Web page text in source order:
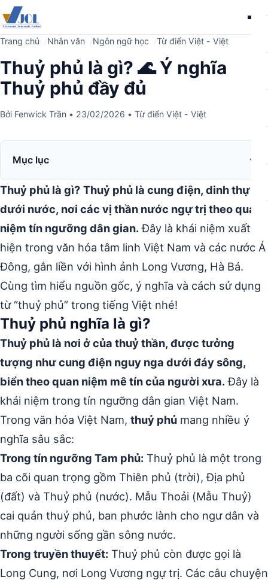
Trang chủ Nhân văn Ngôn ngữ học Từ điển Việt - Việt
Thuỷ phủ là gì? 🌊 Ý nghĩa
Thuỷ phủ đầy đủ
Bởi Fenwick Trần • 23/02/2026 • Từ điển Việt - Việt
Mục lục
Thuỷ phủ là gì? Thuỷ phủ là cung điện, dinh thự ở
dưới nước, nơi các vị thần nước ngự trị theo quan
niệm tín ngưỡng dân gian.Đây là khái niệm xuất
hiện trong văn hóa tâm linh Việt Nam và các nước Á
Đông, gắn liền với hình ảnh Long Vương, Hà Bá.
Cùng tìm hiểu nguồn gốc, ý nghĩa và cách sử dụng
từ “thuỷ phủ” trong tiếng Việt nhé!
Thuỷ phủ nghĩa là gì?
Thuỷ phủ là nơi ở của thuỷ thần, được tưởng
tượng như cung điện nguy nga dưới đáy sông,
biển theo quan niệm mê tín của người xưa.Đây là
khái niệm trong tín ngưỡng dân gian Việt Nam.
Trong văn hóa Việt Nam, thuỷ phủ mang nhiều ý
nghĩa sâu sắc:
Trong tín ngưỡng Tam phủ: Thuỷ phủ là một trong
ba cõi quan trọng gồm Thiên phủ (trời), Địa phủ
(đất) và Thuỷ phủ (nước). Mẫu Thoải (Mẫu Thuỷ)
cai quản thuỷ phủ, ban phước lành cho ngư dân và
những người sống gần sông nước.
Trong truyền thuyết: Thuỷ phủ còn được gọi là
Long Cung, nơi Long Vương ngự trị. Các câu chuyện